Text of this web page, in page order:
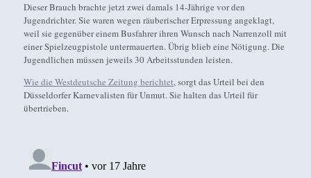
Dieser Brauch brachte jetzt zwei damals 14-Jährige vor den
Jugendrichter. Sie waren wegen räuberischer Erpressung angeklagt,
weil sie gegenüber einem Busfahrer ihren Wunsch nach Narrenzoll mit
einer Spielzeugpistole untermauerten. Übrig blieb eine Nötigung. Die
Jugendlichen müssen jeweils 30 Arbeitsstunden leisten.
Wie die Westdeutsche Zeitung berichtet, sorgt das Urteil bei den
Düsseldorfer Karnevalisten für Unmut. Sie halten das Urteil für
übertrieben.